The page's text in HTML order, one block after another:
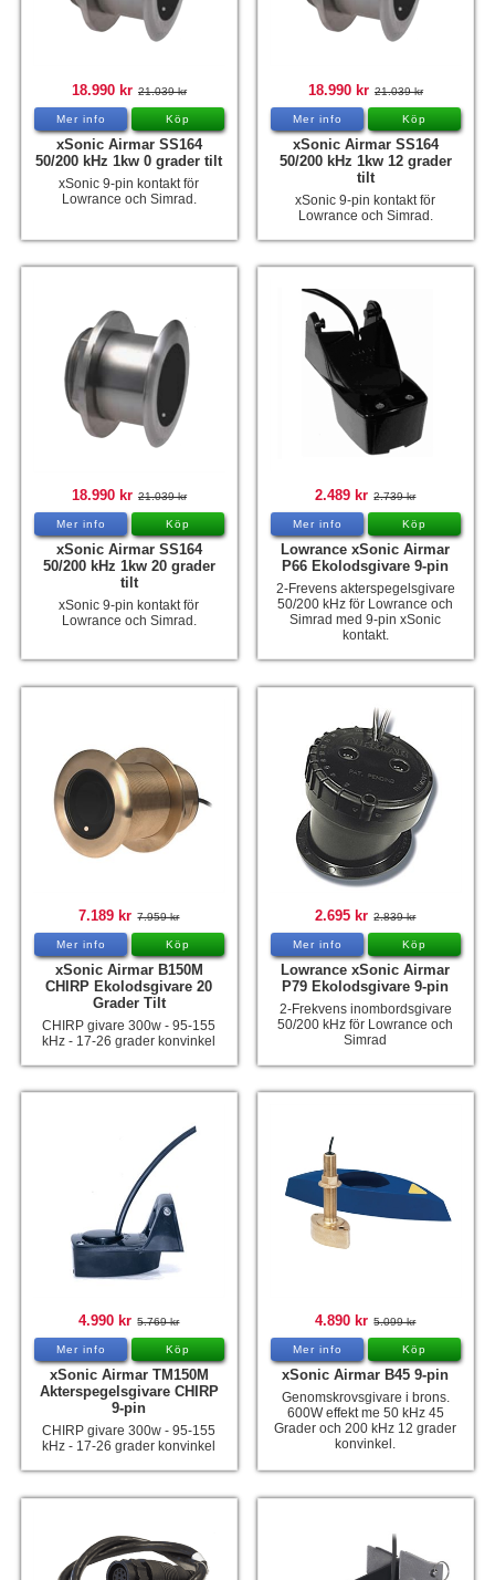
18.990 kr 21.039 kr
Mer info Köp
xSonic Airmar SS164
50/200 kHz 1kw 0 grader tilt
xSonic 9-pin kontakt för
Lowrance och Simrad.
18.990 kr 21.039 kr
Mer info Köp
xSonic Airmar SS164
50/200 kHz 1kw 12 grader
tilt
xSonic 9-pin kontakt för
Lowrance och Simrad.
18.990 kr 21.039 kr
Mer info Köp
xSonic Airmar SS164
50/200 kHz 1kw 20 grader
tilt
xSonic 9-pin kontakt för
Lowrance och Simrad.
2.489 kr 2.739 kr
Mer info Köp
Lowrance xSonic Airmar
P66 Ekolodsgivare 9-pin
2-Frevens akterspegelsgivare
50/200 kHz för Lowrance och
Simrad med 9-pin xSonic
kontakt.
7.189 kr 7.959 kr
Mer info Köp
xSonic Airmar B150M
CHIRP Ekolodsgivare 20
Grader Tilt
CHIRP givare 300w - 95-155
kHz - 17-26 grader konvinkel
2.695 kr 2.839 kr
Mer info Köp
Lowrance xSonic Airmar
P79 Ekolodsgivare 9-pin
2-Frekvens inombordsgivare
50/200 kHz för Lowrance och
Simrad
4.990 kr 5.769 kr
Mer info Köp
xSonic Airmar TM150M
Akterspegelsgivare CHIRP
9-pin
CHIRP givare 300w - 95-155
kHz - 17-26 grader konvinkel
4.890 kr 5.099 kr
Mer info Köp
xSonic Airmar B45 9-pin
Genomskrovsgivare i brons.
600W effekt me 50 kHz 45
Grader och 200 kHz 12 grader
konvinkel.